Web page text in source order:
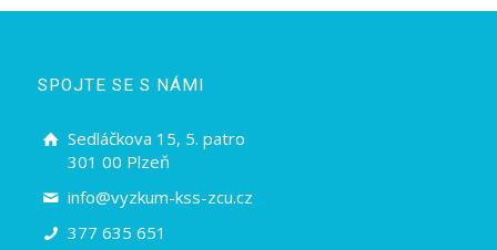
SPOJTE SE S NÁMI
Sedláčkova 15, 5. patro
301 00 Plzeň
info@vyzkum-kss-zcu.cz
377 635 651